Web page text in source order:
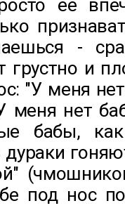
её
-
грустно и
"У меня
меня нет
бабы,
под нос